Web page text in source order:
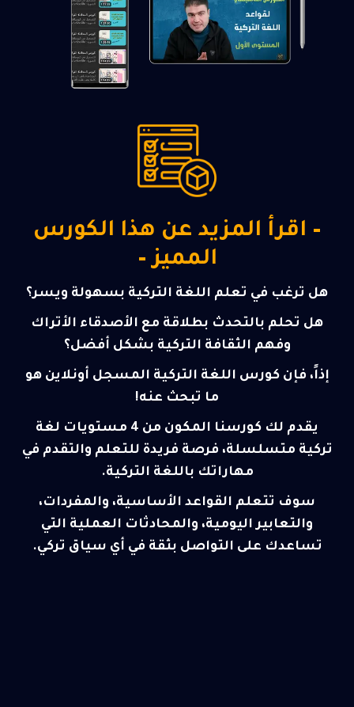
– اقرأ المزيد عن هذا الكورس
المميز –
هل ترغب في تعلم اللغة التركية بسهولة ويسر؟
هل تحلم بالتحدث بطلاقة مع الأصدقاء الأتراك
وفهم الثقافة التركية بشكل أفضل؟
إذاً، فإن كورس اللغة التركية المسجل أونلاينهو
ما تبحث عنه!
يقدم لك كورسنا المكون من 4 مستويات لغة
تركية متسلسلة، فرصة فريدة للتعلم والتقدم في
مهاراتك باللغة التركية.
سوف تتعلم القواعد الأساسية، والمفردات،
والتعابير اليومية، والمحادثات العملية التي
تساعدك على التواصل بثقة في أي سياق تركي.